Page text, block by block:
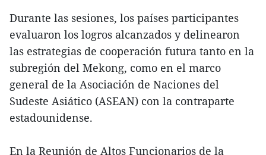
Durante las sesiones, los países participantes
evaluaron los logros alcanzados y delinearon
las estrategias de cooperación futura tanto en la
subregión del Mekong, como en el marco
general de la Asociación de Naciones del
Sudeste Asiático (ASEAN) con la contraparte
estadounidense.
En la Reunión de Altos Funcionarios de la